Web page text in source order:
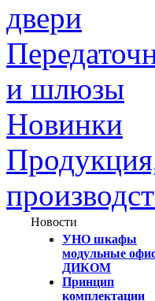
двери
и шлюзы
Новинки
Новости
УНО шкафы
модульные
ДИКОМ
Принцип
комплектации